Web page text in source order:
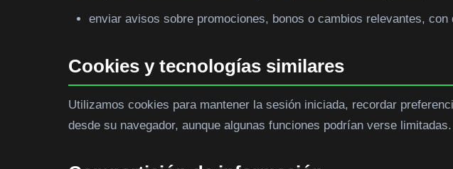
enviar avisos sobre promociones, bonos o cambios relevantes, con
Cookies y tecnologías similares
Utilizamos cookies para mantener la sesión iniciada, recordar
desde su navegador, aunque algunas funciones podrían verse limitadas.